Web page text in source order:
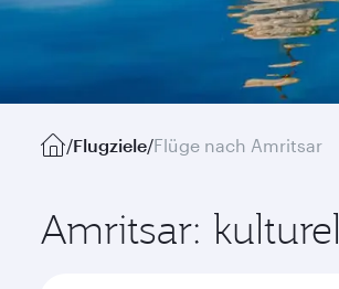
/Flugziele/Flüge nach Amritsar
Amritsar: